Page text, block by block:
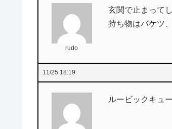
rudo
玄関で止まって
持ち物はバケツ
11/25 18:19
ルービックキュ